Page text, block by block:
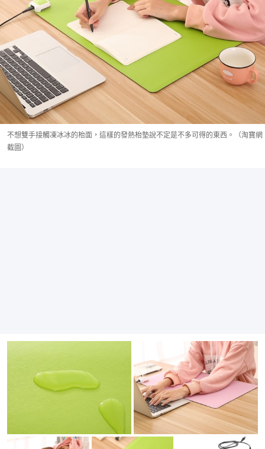
不想雙手接觸凍冰冰的枱面，這樣的發熱枱墊說不定是不多可得的東西。（淘寶網
截圖）